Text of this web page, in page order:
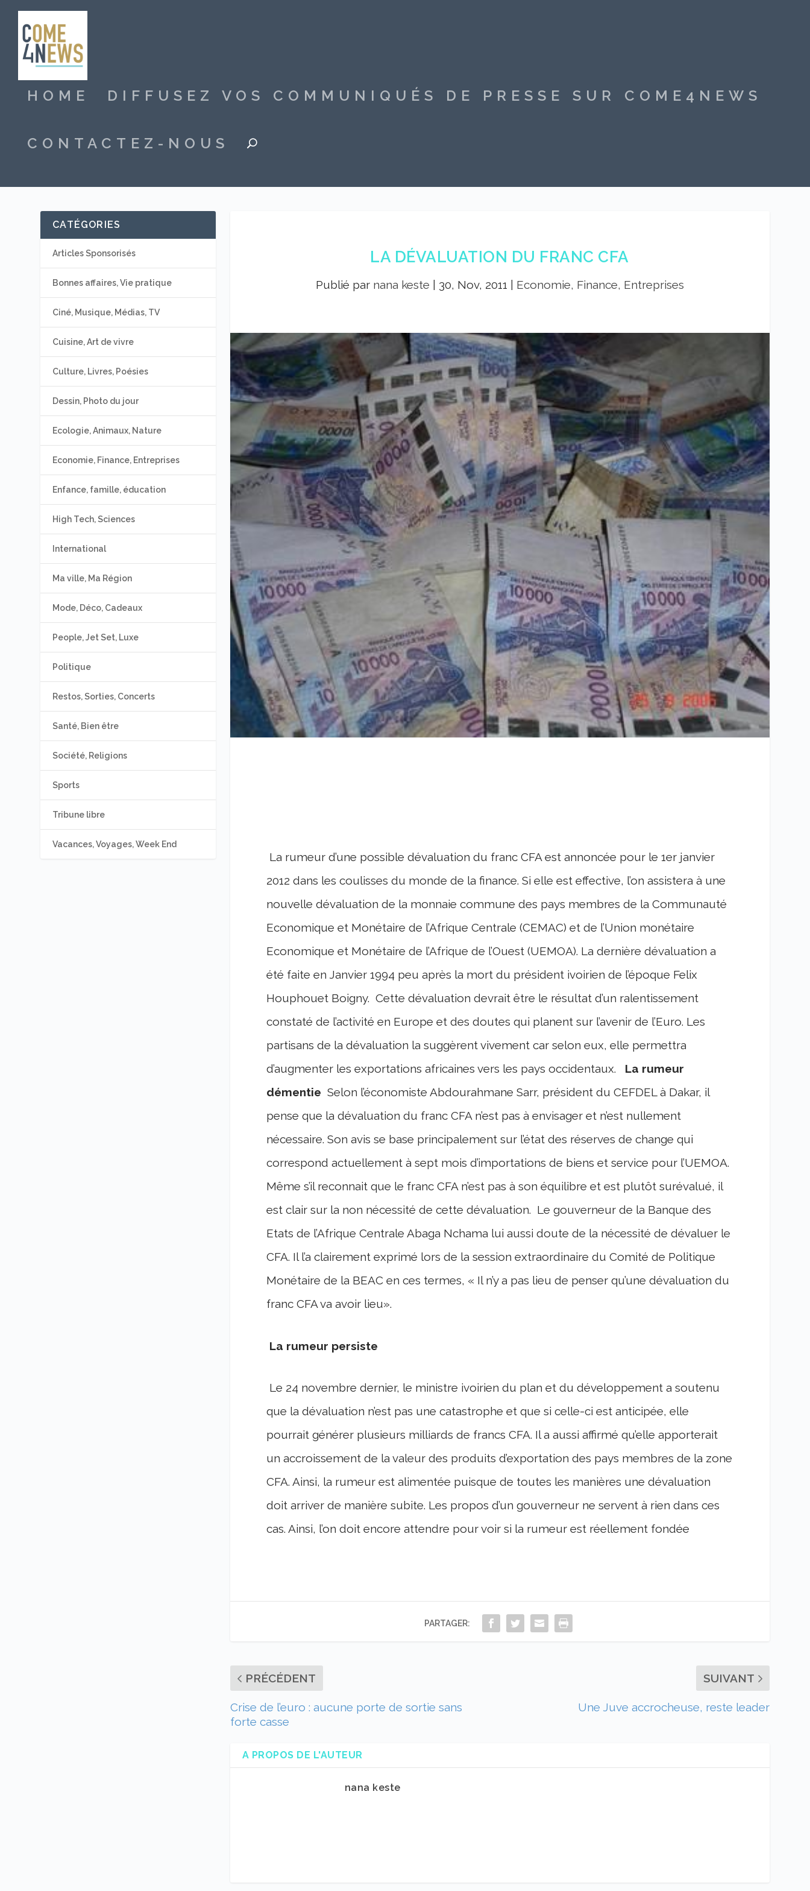
HOME DIFFUSEZ VOS COMMUNIQUÉS DE PRESSE SUR COME4NEWS
CONTACTEZ-NOUS
LA DÉVALUATION DU FRANC CFA
Publié par nana keste 30, Nov, 2011 Economie, Finance, Entreprises
La rumeur d’une possible dévaluation du franc CFA est annoncée pour le 1er janvier
2012 dans les coulisses du monde de la finance. Si elle est effective, l’on assistera à une
nouvelle dévaluation de la monnaie commune des pays membres de la Communauté
Economique et Monétaire de l’Afrique Centrale (CEMAC) et de l’Union monétaire
Economique et Monétaire de l’Afrique de l’Ouest (UEMOA). La dernière dévaluation a
été faite en Janvier 1994 peu après la mort du président ivoirien de l’époque Felix
Houphouet Boigny. Cette dévaluation devrait être le résultat d’un ralentissement
constaté de l’activité en Europe et des doutes qui planent sur l’avenir de l’Euro. Les
partisans de la dévaluation la suggèrent vivement car selon eux, elle permettra
d’augmenter les exportations africaines vers les pays occidentaux.
La rumeur
démentie Selon l’économiste Abdourahmane Sarr, président du CEFDEL à Dakar, il
pense que la dévaluation du franc CFA n’est pas à envisager et n’est nullement
nécessaire. Son avis se base principalement sur l’état des réserves de change qui
correspond actuellement à sept mois d’importations de biens et service pour l’UEMOA.
Même s’il reconnait que le franc CFA n’est pas à son équilibre et est plutôt surévalué, il
est clair sur la non nécessité de cette dévaluation. Le gouverneur de la Banque des
Etats de l’Afrique Centrale Abaga Nchama lui aussi doute de la nécessité de dévaluer le
CFA. Il l’a clairement exprimé lors de la session extraordinaire du Comité de Politique
Monétaire de la BEAC en ces termes, « Il n’y a pas lieu de penser qu’une dévaluation du
franc CFA va avoir lieu».
La rumeur persiste
Le 24 novembre dernier, le ministre ivoirien du plan et du développement a soutenu
que la dévaluation n’est pas une catastrophe et que si celle-ci est anticipée, elle
pourrait générer plusieurs milliards de francs CFA. Il a aussi affirmé qu’elle apporterait
un accroissement de la valeur des produits d’exportation des pays membres de la zone
CFA. Ainsi, la rumeur est alimentée puisque de toutes les manières une dévaluation
doit arriver de manière subite. Les propos d’un gouverneur ne servent à rien dans ces
cas. Ainsi, l’on doit encore attendre pour voir si la rumeur est réellement fondée
PARTAGER:
PRÉCÉDENT
Crise de l’euro : aucune porte de sortie sans
forte casse
SUIVANT
Une Juve accrocheuse, reste leader
A PROPOS DE L'AUTEUR
nana keste
CATÉGORIES
Articles Sponsorisés
Bonnes affaires, Vie pratique
Ciné, Musique, Médias, TV
Cuisine, Art de vivre
Culture, Livres, Poésies
Dessin, Photo du jour
Ecologie, Animaux, Nature
Economie, Finance, Entreprises
Enfance, famille, éducation
High Tech, Sciences
International
Ma ville, Ma Région
Mode, Déco, Cadeaux
People, Jet Set, Luxe
Politique
Restos, Sorties, Concerts
Santé, Bien être
Société, Religions
Sports
Tribune libre
Vacances, Voyages, Week End